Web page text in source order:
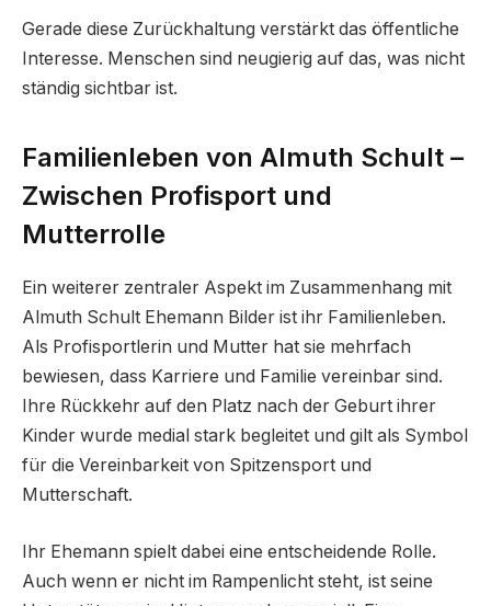
Gerade diese Zurückhaltung verstärkt das öffentliche
Interesse. Menschen sind neugierig auf das, was nicht
ständig sichtbar ist.
Familienleben von Almuth Schult –
Zwischen Profisport und
Mutterrolle
Ein weiterer zentraler Aspekt im Zusammenhang mit
Almuth Schult Ehemann Bilder ist ihr Familienleben.
Als Profisportlerin und Mutter hat sie mehrfach
bewiesen, dass Karriere und Familie vereinbar sind.
Ihre Rückkehr auf den Platz nach der Geburt ihrer
Kinder wurde medial stark begleitet und gilt als Symbol
für die Vereinbarkeit von Spitzensport und
Mutterschaft.
Ihr Ehemann spielt dabei eine entscheidende Rolle.
Auch wenn er nicht im Rampenlicht steht, ist seine